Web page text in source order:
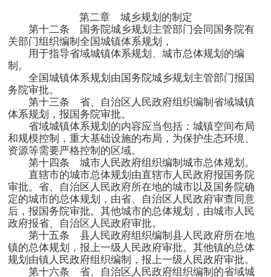
第二章 城乡规划的制定
第十二条 国务院城乡规划主管部门会同国务院有
关部门组织编制全国城镇体系规划，
用于指导省域城镇体系规划、城市总体规划的编
制。
全国城镇体系规划由国务院城乡规划主管部门报国
务院审批。
第十三条 省、自治区人民政府组织编制省域城镇
体系规划，报国务院审批。
省域城镇体系规划的内容应当包括：城镇空间布局
和规模控制，重大基础设施的布局，为保护生态环境、
资源等需要严格控制的区域。
第十四条 城市人民政府组织编制城市总体规划。
直辖市的城市总体规划由直辖市人民政府报国务院
审批。省、自治区人民政府所在地的城市以及国务院确
定的城市的总体规划，由省、自治区人民政府审查同意
后，报国务院审批。其他城市的总体规划，由城市人民
政府报省、自治区人民政府审批。
第十五条 县人民政府组织编制县人民政府所在地
镇的总体规划，报上一级人民政府审批。其他镇的总体
规划由镇人民政府组织编制，报上一级人民政府审批。
第十六条 省、自治区人民政府组织编制的省域城